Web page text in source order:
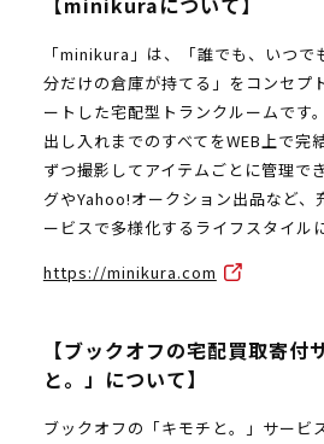
「minikura」は、「誰でも、いつで
分だけの倉庫が持てる」をコンセプ
ートした宅配型トランクルームです
出し入れまでのすべてをWEB上で完
ずつ撮影してアイテムごとに管理で
グやYahoo!オークション出品など、
ービスで多様化するライフスタイル
https://minikura.com
【ブックオフの宅配買取寄付
と。」について】
ブックオフの「キモチと。」サービ